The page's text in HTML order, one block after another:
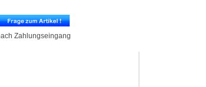
Zahlungseingang